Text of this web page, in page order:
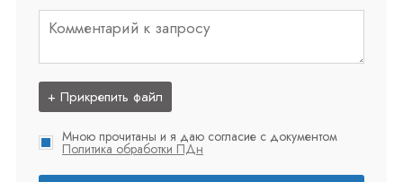
+ Прикрепить файл
Мною прочитаны и я даю согласие с документом
Политика обработки ПДн